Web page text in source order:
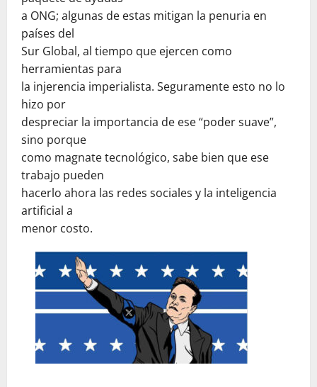
a ONG; algunas de estas mitigan la penuria en
países del
Sur Global, al tiempo que ejercen como
herramientas para
la injerencia imperialista. Seguramente esto no lo
hizo por
despreciar la importancia de ese “poder suave”,
sino porque
como magnate tecnológico, sabe bien que ese
trabajo pueden
hacerlo ahora las redes sociales y la inteligencia
artificial a
menor costo.